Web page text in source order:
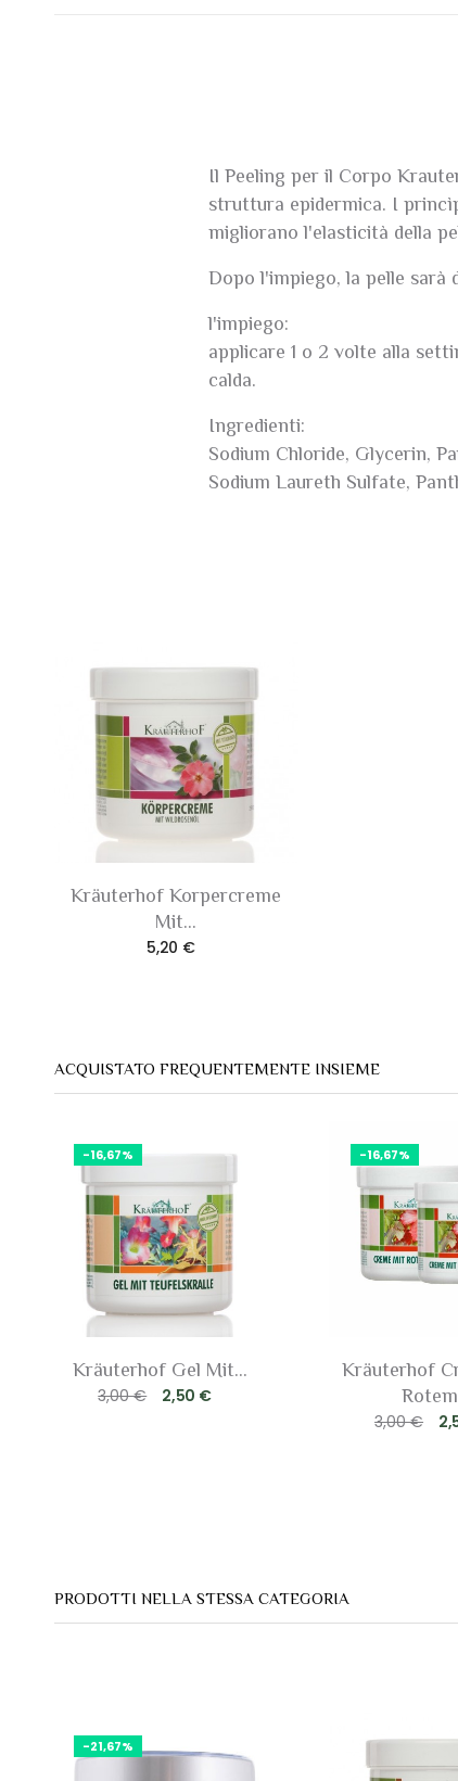
Il Peeling per il Corpo
struttura epidermica. I
migliorano l'elasticità della
Dopo l'impiego, la pelle
l'impiego:
applicare 1 o 2 volte alla
calda.
Ingredienti:
Sodium Chloride, Glycerin,
Sodium Laureth Sulfate,
Kräuterhof Korpercreme
Mit...
5,20 €
ACQUISTATO FREQUENTEMENTE INSIEME
-16,67%
Kräuterhof Gel Mit...
3,00 €
2,50 €
-16,67%
Kräuterhof
3,00 €
PRODOTTI NELLA STESSA CATEGORIA
-21,67%